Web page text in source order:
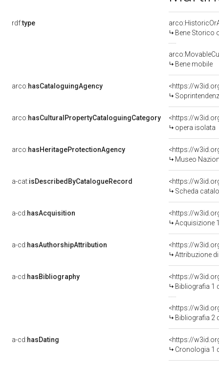
rdf:type
Bene Storico
Bene mobile
arco:hasCataloguingAgency
<https://
Soprintendenza
arco:hasCulturalPropertyCataloguingCategory
<https://
opera isolata
arco:hasHeritageProtectionAgency
<https://
Museo
a-cat:isDescribedByCatalogueRecord
<https://
Scheda
a-cd:hasAcquisition
<https://
Acquisizione
a-cd:hasAuthorshipAttribution
Attribuzione
a-cd:hasBibliography
<https://
Bibliografia 1
<https://
Bibliografia 2
a-cd:hasDating
<https://
Cronologia 1